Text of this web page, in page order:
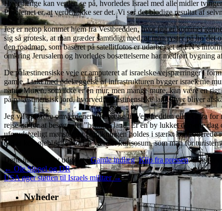
Hvor længe kan verden se på, hvorledes Israel med alle midler
Problemet er, at verden ikke ser det. Vi ser det blodige resultat af
Jeg er netop kommet hjem fra Vestbredden, hvor jeg er kommet
sig så grotesk, at man græder samtidigt med, at man ryster på
den roadmap, som baseret på satellitfotos er udarbejdet af FN’s
omkring Jerusalem og hvorledes bosættelserne har medført bygning
De palæstinensiske veje er amputeret af israelske vejspærringer i
gamle. I takt med ødelæggelse af infrastrukturen bygger israelerne
natur. Muren, som ikke er én mur, men mange mure, kan være en
på palæstinensisk jord, hvorved palæstinensiske landsbyer bliver
Jeg vil opfordre omverdenen til at rejse til Vestbredden eller Gaza
rejse ud for at besøge det ”hellige” land. Er en by lukket den ene
uforudsigeligt mønster og befolkningen holdes i stærkt kontrollerede
om et kort øjeblik i historien være et kurisosum, som man for
Dette indlæg blev udgivet iGamle indlæg,Klip fra pressen.
← Ole Sippel og DR
USA øger støtten til Israels militær→
Nyheder